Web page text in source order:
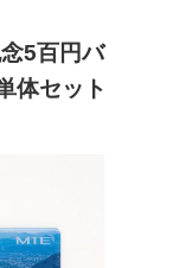
5百円バ
体セット